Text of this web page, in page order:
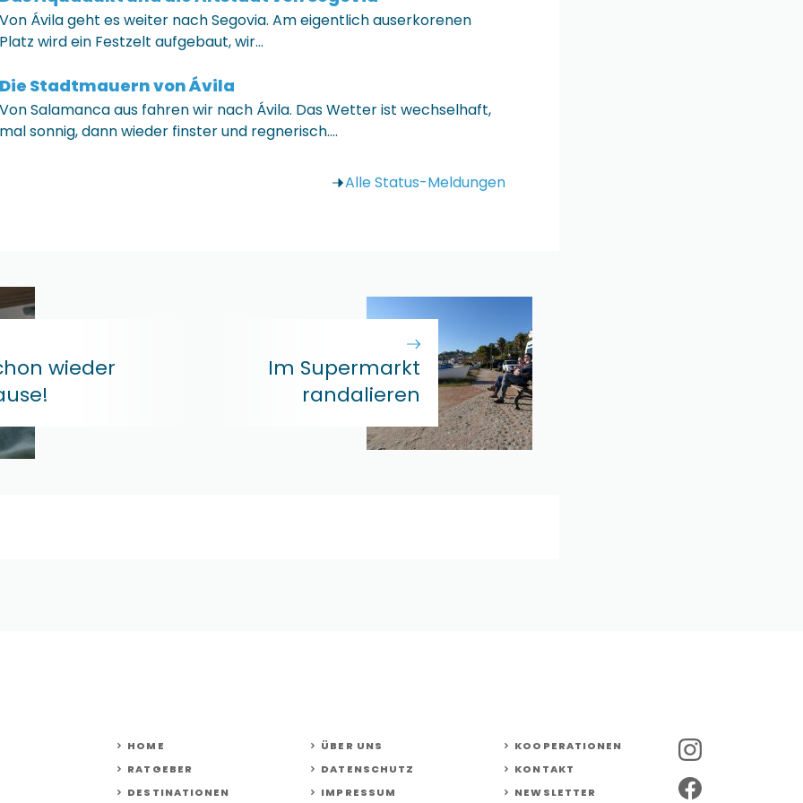
Von Ávila geht es weiter nach Segovia. Am eigentlich auserkorenen
Platz wird ein Festzelt aufgebaut, wir…
Die Stadtmauern von Ávila
Von Salamanca aus fahren wir nach Ávila. Das Wetter ist wechselhaft,
mal sonnig, dann wieder finster und regnerisch.…
Alle Status-Meldungen
wieder
Im Supermarkt
randalieren
HOME
RATGEBER
DESTINATIONEN
ÜBER UNS
DATENSCHUTZ
IMPRESSUM
KOOPERATIONEN
KONTAKT
NEWSLETTER